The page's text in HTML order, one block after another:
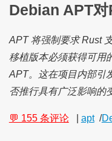
Debian APT
APT 将强制要求 Rust
移植版本必须获得可用
APT。这在项目内部引
否推行具有广泛影响的
💬 155 条评论 apt /